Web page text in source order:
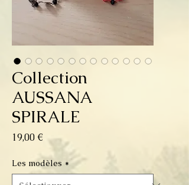
Collection
AUSSANA
SPIRALE
19,00 €Prix
Les modèles *